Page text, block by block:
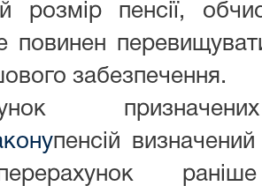
розмір пенсії,
повинен
забезпечення.
пенсій